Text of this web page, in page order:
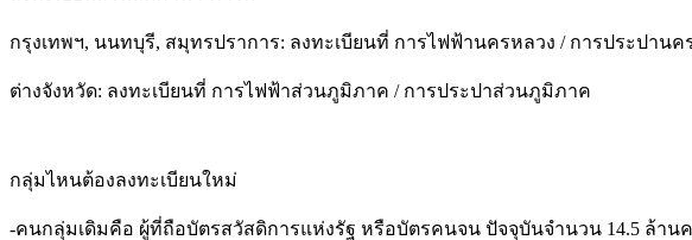
กรุงเทพฯ, นนทบุรี, สมุทรปราการ: ลงทะเบียนที่ การไฟฟ้านครหลวง / การประปานค
ต่างจังหวัด: ลงทะเบียนที่ การไฟฟ้าส่วนภูมิภาค / การประปาส่วนภูมิภาค
กลุ่มไหนต้องลงทะเบียนใหม่
-คนกลุ่มเดิมคือ ผู้ที่ถือบัตรสวัสดิการแห่งรัฐ หรือบัตรคนจน ปัจจุบันจำนวน 14.5 ล้า